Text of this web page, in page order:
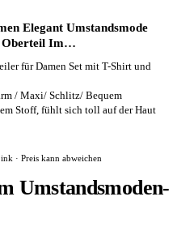
Elegant Umstandsmode
Oberteil Im…
für Damen Set mit T-Shirt und
/ Maxi/ Schlitz/ Bequem
Stoff, fühlt sich toll auf der Haut
· Preis kann abweichen
Umstandsmoden-